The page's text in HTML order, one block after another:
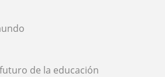
de la educación